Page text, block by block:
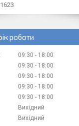
роботи
09:30
18:00
09:30
18:00
09:30
18:00
09:30
18:00
09:30
18:00
Вихідний
Вихідний